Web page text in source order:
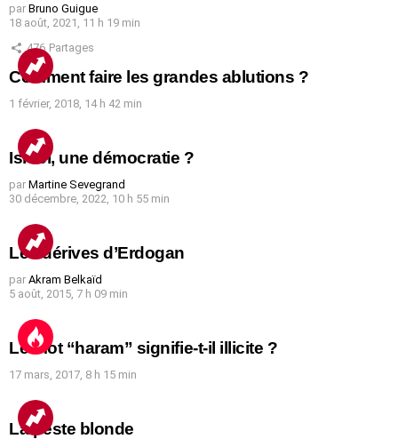
par Bruno Guigue
18 août, 2021, 11 h 19 min
476 Partages
Comment faire les grandes ablutions ?
1 février, 2018, 14 h 42 min
Israël, une démocratie ?
par Martine Sevegrand
30 décembre, 2022, 10 h 55 min
Les dérives d’Erdogan
par Akram Belkaïd
5 août, 2015, 7 h 09 min
Le mot “haram” signifie-t-il illicite ?
17 mars, 2017, 8 h 15 min
La peste blonde